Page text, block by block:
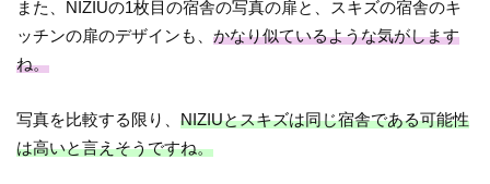
また、NIZIUの1枚目の宿舎の写真の扉と、スキズの宿舎のキ
ッチンの扉のデザインも、かなり似ているような気がします
ね。
写真を比較する限り、NIZIUとスキズは同じ宿舎である可能性
は高いと言えそうですね。